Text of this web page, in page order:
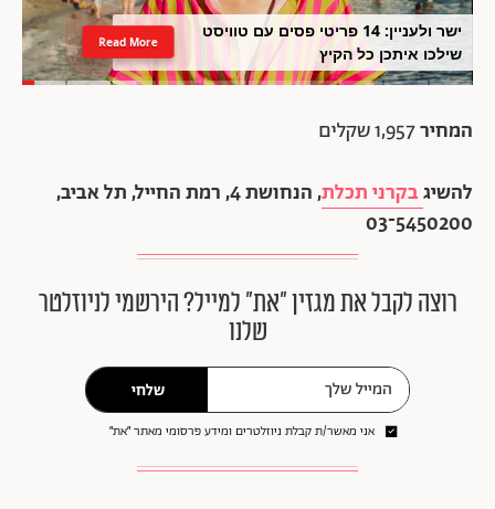
ישר ולעניין: 14 פריטי פסים עם טוויסט
שילכו איתכן כל הקיץ
Read More
המחיר
להשיגבקרני תכלת
, הנחושת 4, רמת החייל, תל אביב,
5450200־03
רוצה לקבל את מגזין ״את״ למייל? הירשמי לניוזלטר
שלנו
שלחי
אני מאשר/ת קבלת ניוזלטרים ומידע פרסומי מאתר ״את״